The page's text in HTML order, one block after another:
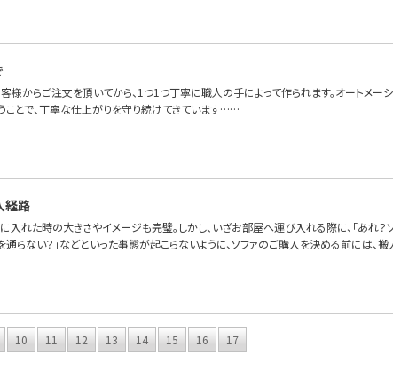
客様からご注文を頂いてから、1つ1つ丁寧に職人の手によって作られます。オートメ
ことで、丁寧な仕上がりを守り続けてきています……
経路
入れた時の大きさやイメージも完璧。しかし、いざお部屋へ運び入れる際に、「あれ
通らない？」などといった事態が起こらないように、ソファのご購入を決める前には、搬
10 11 12 13 14 15 16
17